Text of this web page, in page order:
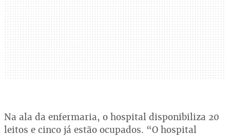
Na ala da enfermaria, o hospital disponibiliza 20
leitos e cinco já estão ocupados. “O hospital